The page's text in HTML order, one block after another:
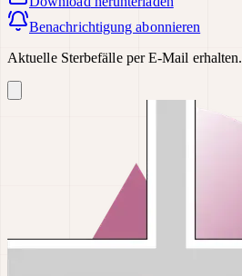
Benachrichtigung abonnieren
Aktuelle Sterbefälle per E-Mail erhalten.